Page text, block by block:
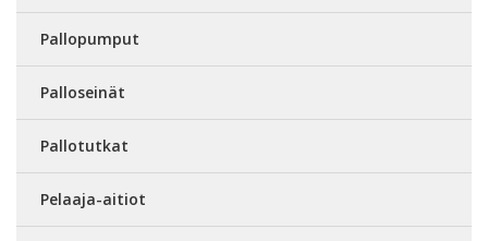
Pallopumput
Palloseinät
Pallotutkat
Pelaaja-aitiot